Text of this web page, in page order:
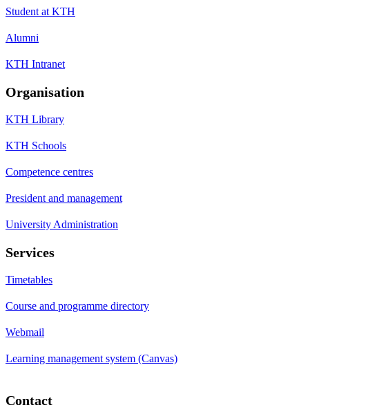
Student at KTH
Alumni
KTH Intranet
Organisation
KTH Library
KTH Schools
Competence centres
President and management
University Administration
Services
Timetables
Course and programme directory
Webmail
Learning management system (Canvas)
Contact